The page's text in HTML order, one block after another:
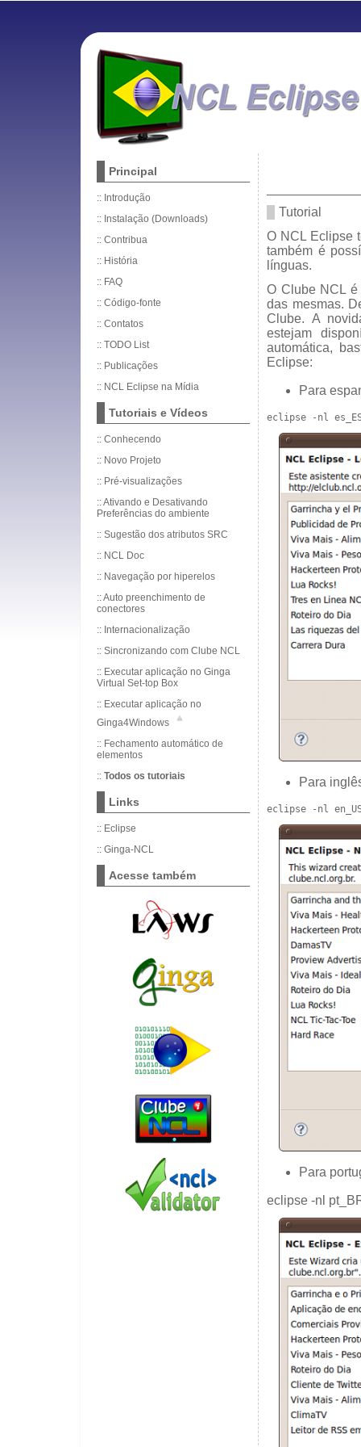
Principal
:: Introdução
:: Instalação (Downloads)
:: Contribua
:: História
:: FAQ
:: Código-fonte
:: Contatos
:: TODO List
:: Publicações
:: NCL Eclipse na Mídia
Tutoriais e Vídeos
:: Conhecendo
:: Novo Projeto
:: Pré-visualizações
::Ativando e Desativando
Preferências do ambiente
:: Sugestão dos atributos SRC
:: NCL Doc
:: Navegação por hiperelos
::Auto preenchimento de
conectores
:: Internacionalização
:: Sincronizando com Clube NCL
:: Executar aplicação no Ginga
Virtual Set-top Box
:: Executar aplicação no
Ginga4Windows
:: Fechamento automático de
elementos
:: Todos os tutoriais
Links
:: Eclipse
:: Ginga-NCL
Acesse também
Tutorial
O NCL Eclipse
também é
línguas.
O Clube NCL
das mesmas.
Clube. A
estejam
automática,
Eclipse:
Para
eclipse -nl
Para
eclipse -nl
Para
eclipse -nl